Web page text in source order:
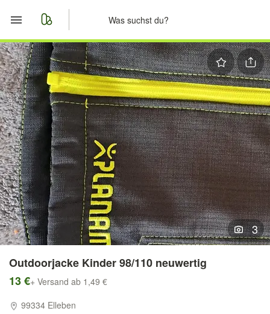
Start
Merkliste
Nachrichten
Anzeige aufgeben
3
Outdoorjacke Kinder 98/110 neuwertig
13 €+ Versand ab 1,49 €
99334 Elleben